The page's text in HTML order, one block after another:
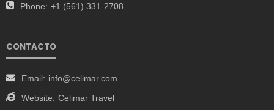
Phone: +1 (561) 331-2708
CONTACTO
Email: info@celimar.com
Website: Celimar Travel